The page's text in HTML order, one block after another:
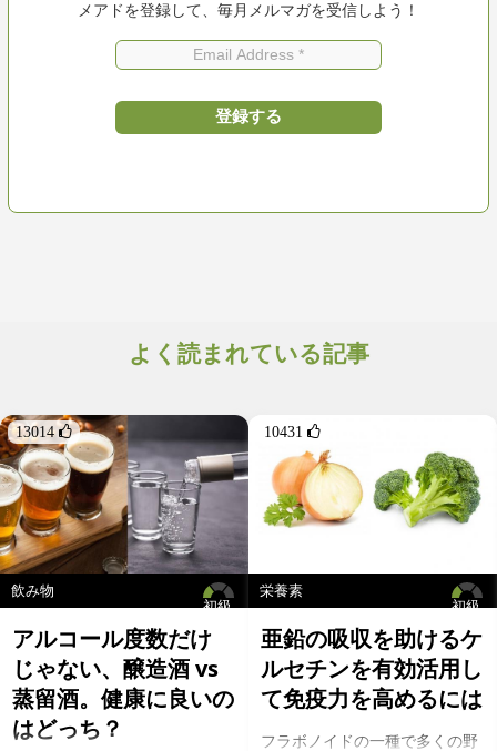
メアドを登録して、毎月メルマガを受信しよう！
よく読まれている記事
13014 
初級
飲み物
アルコール度数だけ
じゃない、醸造酒 vs
蒸留酒。健康に良いの
はどっち？
10431 
初級
栄養素
亜鉛の吸収を助けるケ
ルセチンを有効活用し
て免疫力を高めるには
フラボノイドの一種で多くの野